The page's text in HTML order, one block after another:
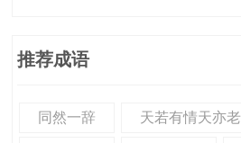
推荐成语
同然一辞 天若有情天亦老